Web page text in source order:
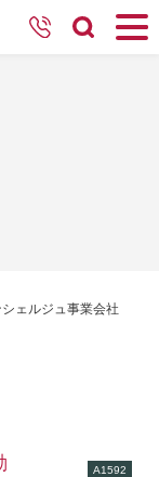
ェルジュ事業会社
A1592